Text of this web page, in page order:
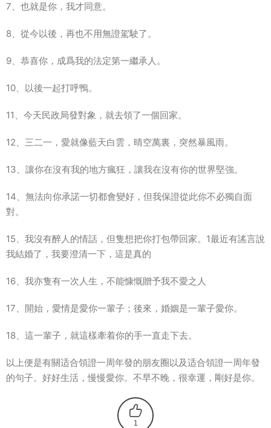
7、也就是你，我才同意。
8、從今以後，再也不用無證駕駛了。
9、恭喜你，成爲我的法定第一繼承人。
10、以後一起打呼鴨。
11、今天民政局發對象，就去領了一個回家。
12、三二一，愛就像藍天白雲，晴空萬裏，突然暴風雨。
13、讓你在沒有我的地方瘋狂，讓我在沒有你的世界堅強。
14、無法向你承諾一切都會變好，但我保證從此你不必獨自面
對。
15、我沒有醉人的情話，但隻想把你打包帶回家。1最近有謠言說
我結婚了，我要澄清一下，這是真的
16、我亦隻有一次人生，不能慷慨贈予我不愛之人
17、開始，愛情是愛你一輩子；後來，婚姻是一輩子愛你。
18、這一輩子，就這樣牽着你的手一直走下去。
以上便是有關适合領證一周年發的朋友圈以及适合領證一周年發
的句子。好好生活，慢慢愛你。不早不晚，很幸運，剛好是你。
1